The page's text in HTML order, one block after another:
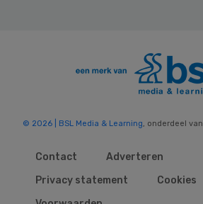
© 2026 | BSL Media & Learning , onderdeel van
Contact
Adverteren
Privacy statement
Cookies